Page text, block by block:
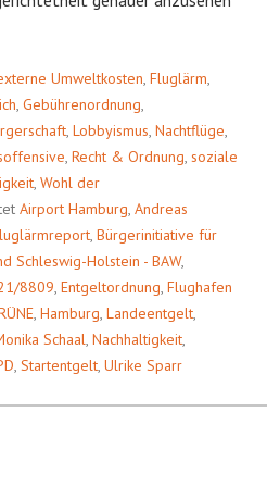
Umweltkosten, Fluglärm,
, Gebührenordnung,
, Lobbyismus, Nachtflüge,
, Recht & Ordnung, soziale
, Wohl der
Airport Hamburg, Andreas
, Bürgerinitiative für
Schleswig-Holstein - BAW,
8809, Entgeltordnung, Flughafen
, Hamburg, Landeentgelt,
Schaal, Nachhaltigkeit,
, Startentgelt, Ulrike Sparr